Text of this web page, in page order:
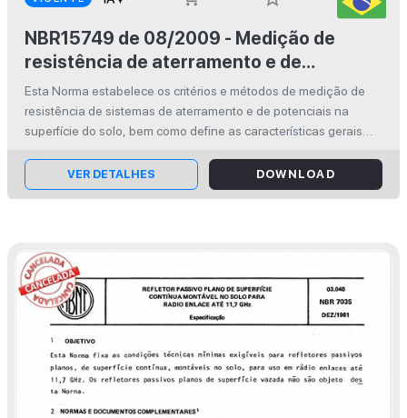
NBR15749 de 08/2009 - Medição de
resistência de aterramento e de
potenciais na superfície do solo em
sistemas de aterramento
Esta Norma estabelece os critérios e métodos de medição de
resistência de sistemas de aterramento e de potenciais na
superfície do solo, bem como define as características gerais
conceitos par...
VER DETALHES DOWNLOAD